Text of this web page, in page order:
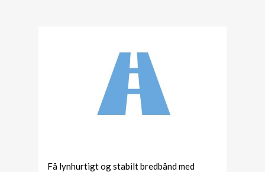
Få lynhurtigt og stabilt bredbånd med